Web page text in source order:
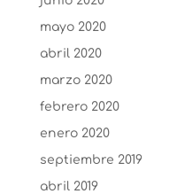
mayo 2020
abril 2020
marzo 2020
febrero 2020
enero 2020
septiembre 2019
abril 2019